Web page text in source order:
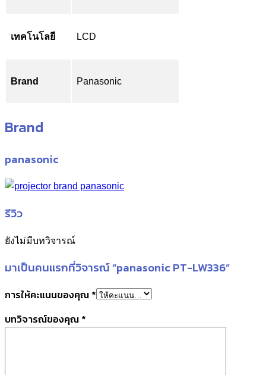
เทคโนโลยี LCD
Brand Panasonic
Brand
panasonic
รีวิว
ยังไม่มีบทวิจารณ์
มาเป็นคนแรกที่วิจารณ์ “panasonic PT-LW336”
การให้คะแนนของคุณ *
บทวิจารณ์ของคุณ *